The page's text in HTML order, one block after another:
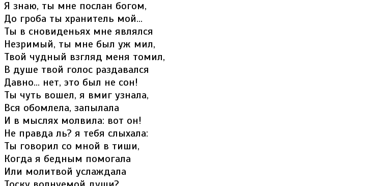
Я знаю, ты мне послан богом,
До гроба ты хранитель мой...
Ты в сновиденьях мне являлся
Незримый, ты мне был уж мил,
Твой чудный взгляд меня томил,
В душе твой голос раздавался
Давно... нет, это был не сон!
Ты чуть вошел, я вмиг узнала,
Вся обомлела, запылала
И в мыслях молвила: вот он!
Не правда ль? я тебя слыхала:
Ты говорил со мной в тиши,
Когда я бедным помогала
Или молитвой услаждала